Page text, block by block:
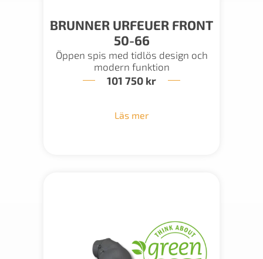
BRUNNER URFEUER FRONT
50-66
Öppen spis med tidlös design och
modern funktion
101 750 kr
Läs mer